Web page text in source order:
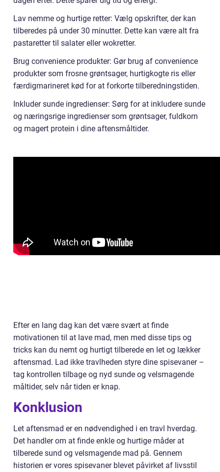
Lav nemme og hurtige retter: Vælg opskrifter, der kan
tilberedes på under 30 minutter. Dette kan være alt fra
pastaretter til salater eller wokretter.
Brug convenience produkter: Gør brug af convenience
produkter som frosne grøntsager, hurtigkogte ris eller
færdigmarineret kød for at forkorte tilberedningstiden.
Inkluder sunde ingredienser: Sørg for at inkludere sunde
og næringsrige ingredienser som grøntsager, fuldkorn
og magert protein i dine aftensmåltider.
Efter en lang dag kan det være svært at finde
motivationen til at lave mad, men med disse tips og
tricks kan du nemt og hurtigt tilberede en let og lækker
aftensmad. Lad ikke travlheden styre dine spisevaner –
tag kontrollen tilbage og nyd sunde og velsmagende
måltider, selv når tiden er knap.
Konklusion
Let aftensmad er en nødvendighed i en travl hverdag.
Det handler om at finde enkle og hurtige måder at
tilberede sund og velsmagende mad på. Gennem
historien er vores spisevaner blevet påvirket af livsstil